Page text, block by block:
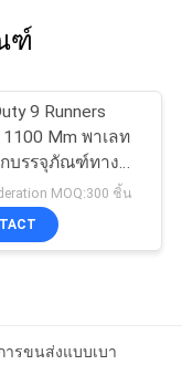
ฑ์
9 Runners
Mm พาเลท
บรรจุภัณฑ์ทาง
MOQ:300 ชิ้น
รขนส่งแบบเบา